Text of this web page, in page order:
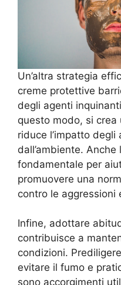
Un’altra strategia
creme protettive
degli agenti
questo modo, si
riduce l’impatto
dall’ambiente.
fondamentale per
promuovere una
contro le aggressioni
Infine, adottare
contribuisce a
condizioni.
evitare il fumo e
sono accorgimenti